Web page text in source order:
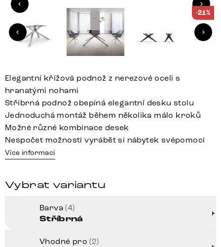
-21%
Elegantní křížová podnož z nerezové oceli s
hranatými nohami
Stříbrná podnož obepíná elegantní desku stolu
Jednoduchá montáž během několika málo kroků
Možné různé kombinace desek
Nespočet možností vyrábět si nábytek svépomocí
Více informací
Vybrat variantu
Barva(4)
Stříbrná
Vhodné pro(2)